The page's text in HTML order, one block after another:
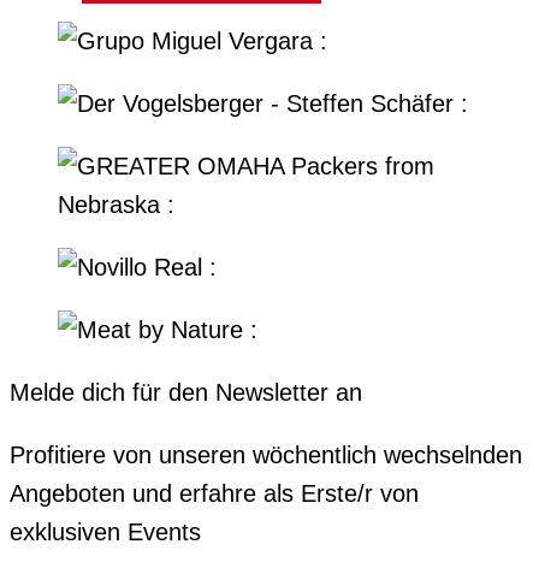
Melde dich für den Newsletter an
Profitiere von unseren wöchentlich wechselnden
Angeboten und erfahre als Erste/r von
exklusiven Events